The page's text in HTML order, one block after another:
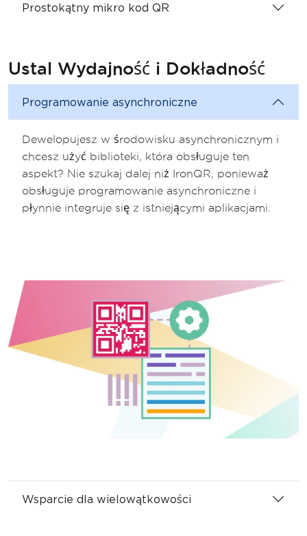
Prostokątny mikro kod QR
Ustal Wydajność i Dokładność
Programowanie asynchroniczne
Dewelopujesz w środowisku asynchronicznym i
chcesz użyć biblioteki, która obsługuje ten
aspekt? Nie szukaj dalej niż IronQR, ponieważ
obsługuje programowanie asynchroniczne i
płynnie integruje się z istniejącymi aplikacjami.
Wsparcie dla wielowątkowości